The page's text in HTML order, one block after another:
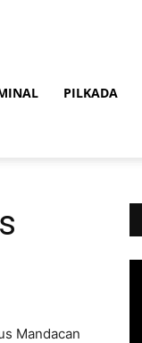
PILKADA
Mandacan